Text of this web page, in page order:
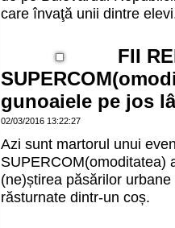
care învaţă unii dintre
FII
gunoaiele pe jos
02/03/2016 13:22:27
Azi sunt martorul unui
SUPERCOM(omoditatea)
(ne)știrea păsărilor
răsturnate dintr-un coș.